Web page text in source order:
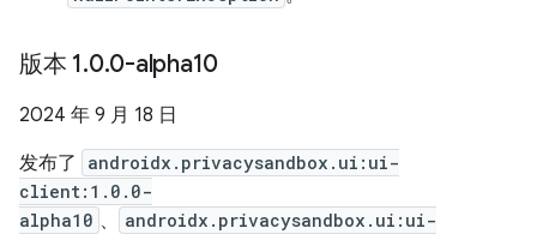
版本 1.0.0-alpha10
2024 年 9 月 18 日
发布了
androidx.privacysandbox.ui:ui-
client:1.0.0-
alpha10 、
androidx.privacysandbox.ui:ui-